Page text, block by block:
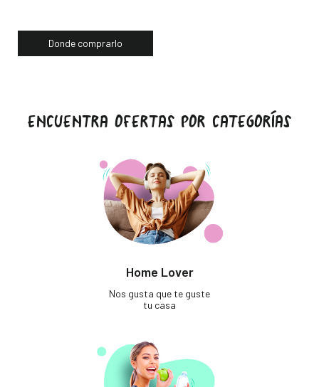
Donde comprarlo
ENCUENTRA OFERTAS POR CATEGORÍAS
Home Lover
Nos gusta que te guste
tu casa